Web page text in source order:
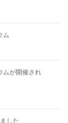
ム
ムが開催され
した